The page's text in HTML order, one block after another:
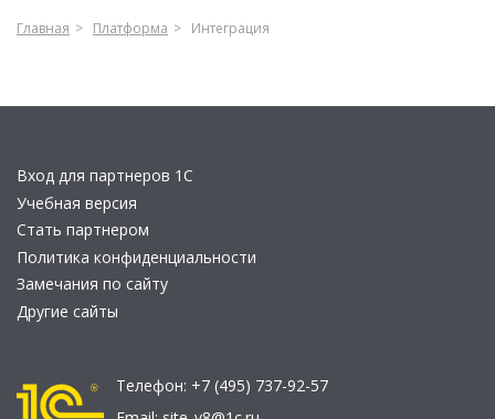
Главная Платформа Интеграция
Вход для партнеров 1С
Учебная версия
Стать партнером
Политика конфиденциальности
Замечания по сайту
Другие сайты
Телефон: +7 (495) 737-92-57